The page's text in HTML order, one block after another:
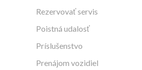
Rezervovať servis
Poistná udalosť
Príslušenstvo
Prenájom vozidiel